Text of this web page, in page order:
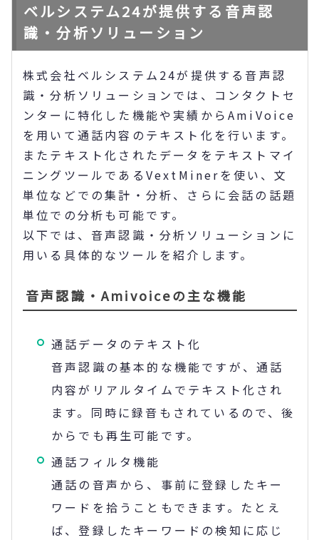
ベルシステム24が提供する音声認
識・分析ソリューション
株式会社ベルシステム24が提供する音声認
識・分析ソリューションでは、コンタクトセ
ンターに特化した機能や実績からAmiVoice
を用いて通話内容のテキスト化を行います。
またテキスト化されたデータをテキストマイ
ニングツールであるVextMinerを使い、文
単位などでの集計・分析、さらに会話の話題
単位での分析も可能です。
以下では、音声認識・分析ソリューションに
用いる具体的なツールを紹介します。
音声認識・Amivoiceの主な機能
通話データのテキスト化
音声認識の基本的な機能ですが、通話
内容がリアルタイムでテキスト化され
ます。同時に録音もされているので、後
からでも再生可能です。
通話フィルタ機能
通話の音声から、事前に登録したキー
ワードを拾うこともできます。たとえ
ば、登録したキーワードの検知に応じ